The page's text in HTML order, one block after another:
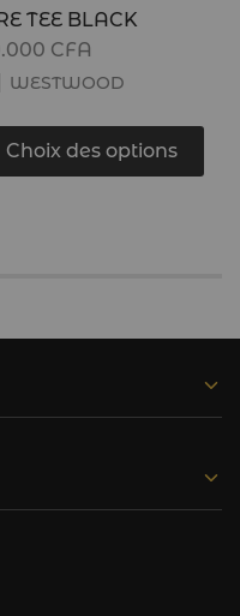
TEE BLACK
CFA
WESTWOOD
Choix des options